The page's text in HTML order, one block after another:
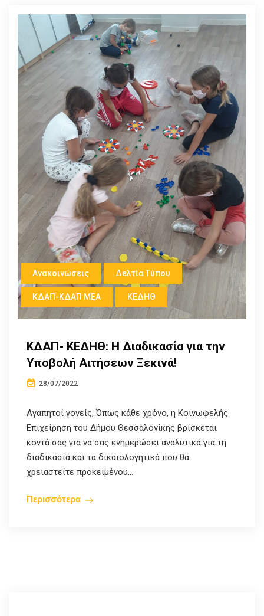
Ανακοινώσεις Δελτία Τύπου
ΚΔΑΠ-ΚΔΑΠ ΜΕΑ ΚΕΔΗΘ
ΚΔΑΠ- ΚΕΔΗΘ: Η Διαδικασία για την
Υποβολή Αιτήσεων Ξεκινά!
28/07/2022
Αγαπητοί γονείς, Όπως κάθε χρόνο, η Κοινωφελής
Επιχείρηση του Δήμου Θεσσαλονίκης βρίσκεται
κοντά σας για να σας ενημερώσει αναλυτικά για τη
διαδικασία και τα δικαιολογητικά που θα
χρειαστείτε προκειμένου...
Περισσότερα